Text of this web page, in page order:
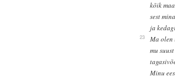
kõik
sest
ja
23
Ma olen
mu
Minu